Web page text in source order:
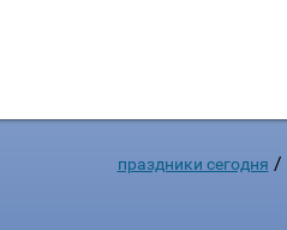
праздники сегодня /